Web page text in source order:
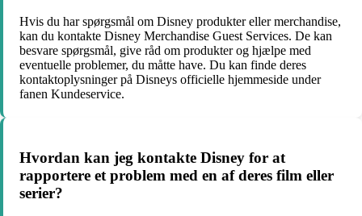
Hvis du har spørgsmål om Disney produkter eller merchandise,
kan du kontakte Disney Merchandise Guest Services. De kan
besvare spørgsmål, give råd om produkter og hjælpe med
eventuelle problemer, du måtte have. Du kan finde deres
kontaktoplysninger på Disneys officielle hjemmeside under
fanen Kundeservice.
Hvordan kan jeg kontakte Disney for at
rapportere et problem med en af deres film eller
serier?